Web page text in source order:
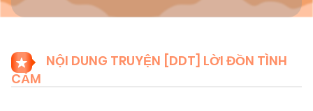
NỘI DUNG TRUYỆN [DDT] LỜI ĐỒN TÌNH
CẢM